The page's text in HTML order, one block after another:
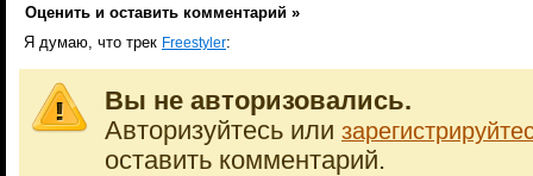
Оценить и оставить комментарий »
Я думаю, что трек Freestyler:
Вы не авторизовались.
Авторизуйтесь или
оставить комментарий.